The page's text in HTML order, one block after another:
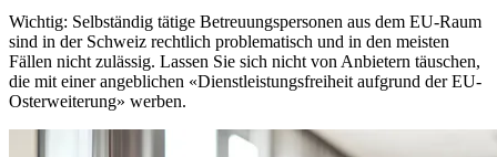
Wichtig: Selbständig tätige Betreuungspersonen aus dem EU-Raum
sind in der Schweiz rechtlich problematisch und in den meisten
Fällen nicht zulässig. Lassen Sie sich nicht von Anbietern täuschen,
die mit einer angeblichen «Dienstleistungsfreiheit aufgrund der EU-
Osterweiterung» werben.